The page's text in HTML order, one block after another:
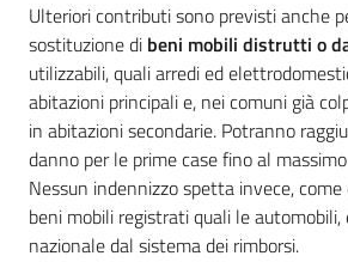
Ulteriori contributi sono previsti anche
sostituzione di beni mobili distrutti o
utilizzabili, quali arredi ed
abitazioni principali e, nei comuni già
in abitazioni secondarie. Potranno
danno per le prime case fino al
Nessun indennizzo spetta invece,
beni mobili registrati quali le automobili,
nazionale dal sistema dei rimborsi.